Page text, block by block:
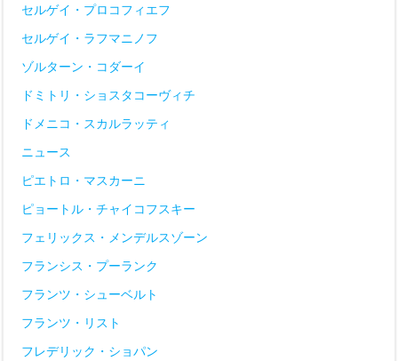
セルゲイ・プロコフィエフ
セルゲイ・ラフマニノフ
ゾルターン・コダーイ
ドミトリ・ショスタコーヴィチ
ドメニコ・スカルラッティ
ニュース
ピエトロ・マスカーニ
ピョートル・チャイコフスキー
フェリックス・メンデルスゾーン
フランシス・プーランク
フランツ・シューベルト
フランツ・リスト
フレデリック・ショパン